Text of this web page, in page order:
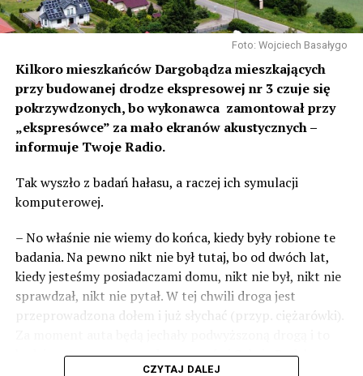
Foto: Wojciech Basałygo
Kilkoro mieszkańców Dargobądza mieszkających
przy budowanej drodze ekspresowej nr 3 czuje się
pokrzywdzonych, bo wykonawca zamontował przy
„ekspresówce” za mało ekranów akustycznych –
informuje Twoje Radio.
Tak wyszło z badań hałasu, a raczej ich symulacji
komputerowej.
– No właśnie nie wiemy do końca, kiedy były robione te
badania. Na pewno nikt nie był tutaj, bo od dwóch lat,
kiedy jesteśmy posiadaczami domu, nikt nie był, nikt nie
sprawdzał, nikt nie pytał. W tej chwili droga jest
przeprowadzona dołem i już słychać (przyp. ciężarówki).
będzie czteropasmowa droga – mówi Sylwia Rudak,
CZYTAJ DALEJ